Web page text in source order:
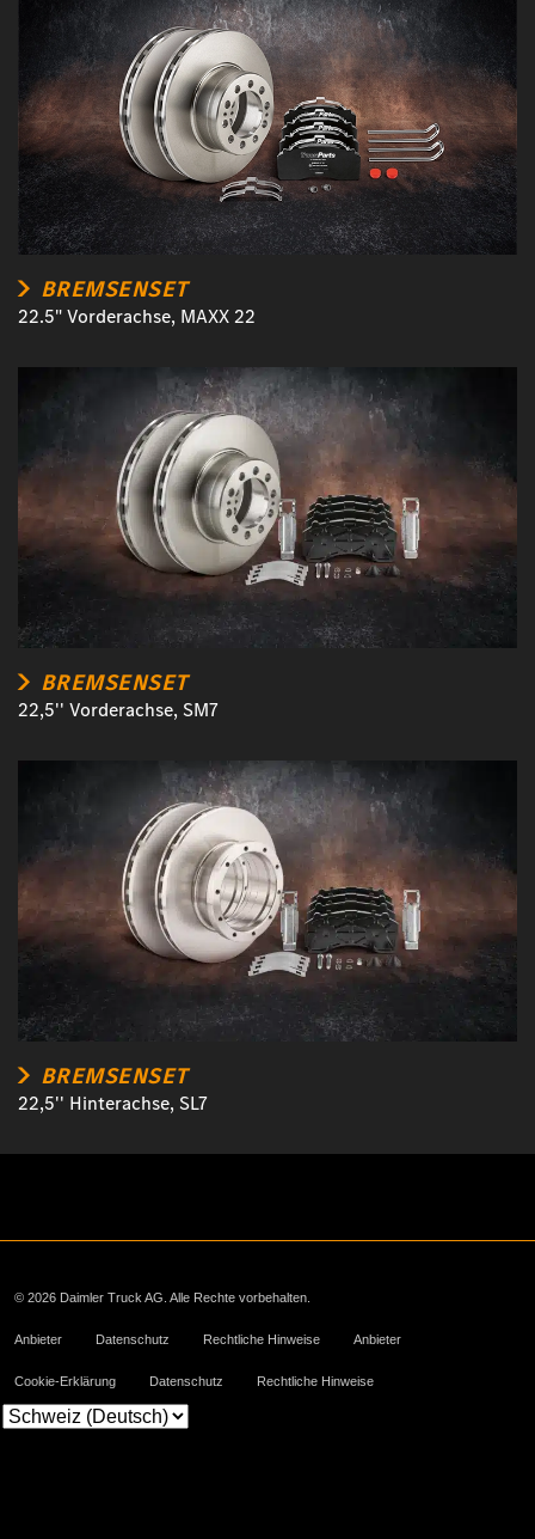
BREMSENSET
22.5" Vorderachse, MAXX 22
BREMSENSET
22,5'' Vorderachse, SM7
BREMSENSET
22,5'' Hinterachse, SL7
© 2026 Daimler Truck AG. Alle Rechte vorbehalten.
Anbieter Datenschutz Rechtliche Hinweise Anbieter
Cookie-Erklärung Datenschutz Rechtliche Hinweise